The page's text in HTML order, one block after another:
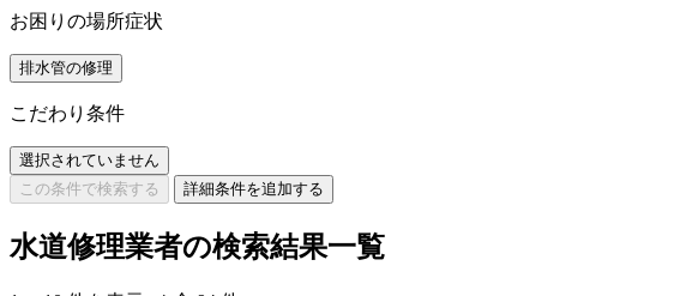
お困りの場所症状
排水管の修理
こだわり条件
選択されていません
この条件で検索する
詳細条件を追加する
水道修理業者の検索結果一覧